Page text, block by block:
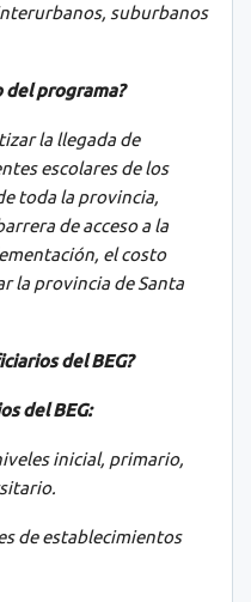
suburbanos
del programa?
la llegada de
escolares de los
toda la provincia,
de acceso a la
el costo
la provincia de Santa
del BEG?
del BEG:
inicial, primario,
de establecimientos